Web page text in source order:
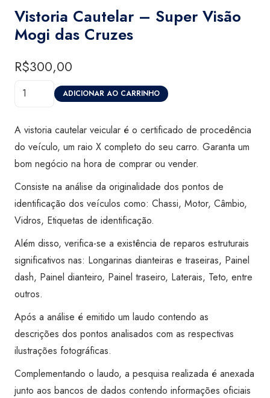
Vistoria Cautelar – Super Visão
Mogi das Cruzes
R$300,00
Vistoria
Super
Visão
das
Cruzes
quantidade
ADICIONAR AO CARRINHO
A vistoria cautelar veicular é o certificado de procedência
do veículo, um raio X completo do seu carro. Garanta um
bom negócio na hora de comprar ou vender.
Consiste na análise da originalidade dos pontos de
identificação dos veículos como: Chassi, Motor, Câmbio,
Vidros, Etiquetas de identificação.
Além disso, verifica-se a existência de reparos estruturais
significativos nas: Longarinas dianteiras e traseiras, Painel
dash, Painel dianteiro, Painel traseiro, Laterais, Teto, entre
outros.
Após a análise é emitido um laudo contendo as
descrições dos pontos analisados com as respectivas
ilustrações fotográficas.
Complementando o laudo, a pesquisa realizada é anexada
junto aos bancos de dados contendo informações oficiais